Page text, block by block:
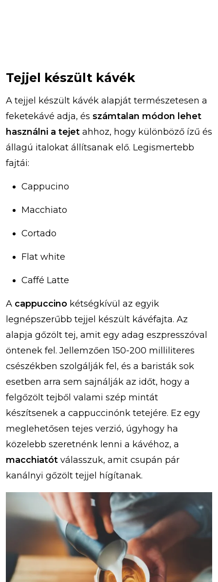
Tejjel készült kávék
A tejjel készült kávék alapját természetesen a
feketekávé adja, és számtalan módon lehet
használni a tejet ahhoz, hogy különböző ízű és
állagú italokat állítsanak elő. Legismertebb
fajtái:
Cappucino
Macchiato
Cortado
Flat white
Caffé Latte
A cappuccino kétségkívül az egyik
legnépszerűbb tejjel készült kávéfajta. Az
alapja gőzölt tej, amit egy adag eszpresszóval
öntenek fel. Jellemzően 150-200 milliliteres
csészékben szolgálják fel, és a baristák sok
esetben arra sem sajnálják az időt, hogy a
felgőzölt tejből valami szép mintát
készítsenek a cappuccinónk tetejére. Ez egy
meglehetősen tejes verzió, úgyhogy ha
közelebb szeretnénk lenni a kávéhoz, a
macchiatót válasszuk, amit csupán pár
kanálnyi gőzölt tejjel hígítanak.